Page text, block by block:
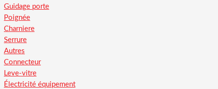
Guidage porte
Poignée
Charniere
Serrure
Autres
Connecteur
Leve-vitre
Électricité équipement